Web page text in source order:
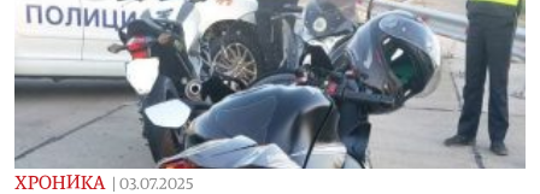
ХРОНИКА 03.07.2025